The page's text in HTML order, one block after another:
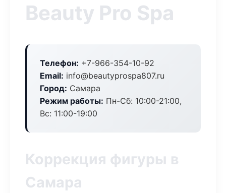
Beauty Pro Spa
Телефон: +7-966-354-10-92
Email: info@beautyprospa807.ru
Город: Самара
Режим работы: Пн-Сб: 10:00-21:00,
Вс: 11:00-19:00
Коррекция фигуры в
Самара